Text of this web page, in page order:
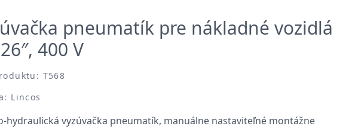
pneumatík pre nákladné vozidlá
400 V
T568
Lincos
hydraulická vyzúvačka pneumatík, manuálne nastaviteľné montážne